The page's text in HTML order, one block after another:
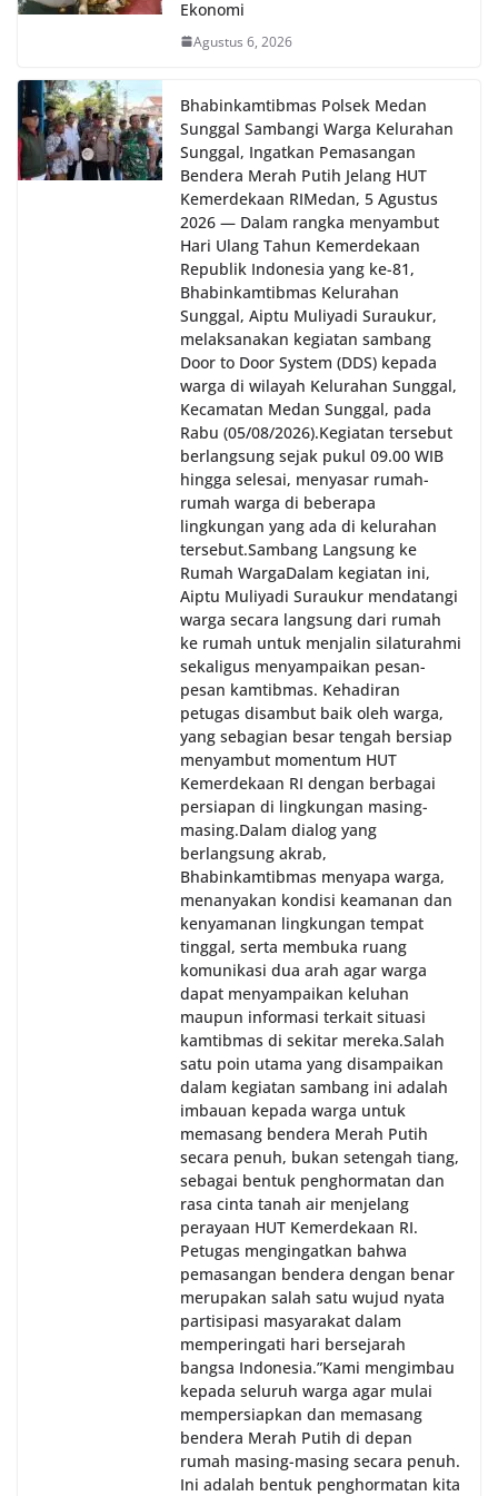
oleh Bhabinkamtibmas di wilayah Kelurahan
Sunggal sebagai bagian dari upaya menciptakan
situasi Kamtibmas yang aman dan kondusif,
sekaligus menumbuhkan semangat nasionalisme
warga dalam menyambut Hari Kemerdekaan RI.
Ekonomi
Agustus 6, 2026
Bhabinkamtibmas Polsek Medan
Sunggal Sambangi Warga Kelurahan
Sunggal, Ingatkan Pemasangan
Bendera Merah Putih Jelang HUT
Kemerdekaan RI‎‎Medan, 5 Agustus
2026 — Dalam rangka menyambut
Hari Ulang Tahun Kemerdekaan
Republik Indonesia yang ke-81,
Bhabinkamtibmas Kelurahan
Sunggal, Aiptu Muliyadi Suraukur,
melaksanakan kegiatan sambang
Door to Door System (DDS) kepada
warga di wilayah Kelurahan Sunggal,
Kecamatan Medan Sunggal, pada
Rabu (05/08/2026).‎‎Kegiatan tersebut
berlangsung sejak pukul 09.00 WIB
hingga selesai, menyasar rumah-
rumah warga di beberapa
lingkungan yang ada di kelurahan
tersebut.‎Sambang Langsung ke
Rumah Warga‎Dalam kegiatan ini,
Aiptu Muliyadi Suraukur mendatangi
warga secara langsung dari rumah
ke rumah untuk menjalin silaturahmi
sekaligus menyampaikan pesan-
pesan kamtibmas. Kehadiran
petugas disambut baik oleh warga,
yang sebagian besar tengah bersiap
menyambut momentum HUT
Kemerdekaan RI dengan berbagai
persiapan di lingkungan masing-
masing.‎Dalam dialog yang
berlangsung akrab,
Bhabinkamtibmas menyapa warga,
menanyakan kondisi keamanan dan
kenyamanan lingkungan tempat
tinggal, serta membuka ruang
komunikasi dua arah agar warga
dapat menyampaikan keluhan
maupun informasi terkait situasi
kamtibmas di sekitar mereka.‎‎‎Salah
satu poin utama yang disampaikan
dalam kegiatan sambang ini adalah
imbauan kepada warga untuk
memasang bendera Merah Putih
secara penuh, bukan setengah tiang,
sebagai bentuk penghormatan dan
rasa cinta tanah air menjelang
perayaan HUT Kemerdekaan RI.
Petugas mengingatkan bahwa
pemasangan bendera dengan benar
merupakan salah satu wujud nyata
partisipasi masyarakat dalam
memperingati hari bersejarah
bangsa Indonesia.‎‎”Kami mengimbau
kepada seluruh warga agar mulai
mempersiapkan dan memasang
bendera Merah Putih di depan
rumah masing-masing secara penuh.
Ini adalah bentuk penghormatan kita